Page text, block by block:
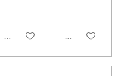
In winkelwagen In